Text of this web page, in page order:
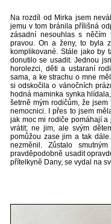
Na rozdíl od Mirka jsem
jemu v tom bránila přílišná
zásadní nesouhlas s
pravou. On a ženy, to byla
komplikované. Stále jako by
donutilo se usadit. Jednou
horolezci, děti a ustaraní
sama, a ke strachu o mne
si odskočila o vánočních
hodná maminka synka
šetrně mým rodičům, že
nemocnici. I přes to jsem
jak moc mi rodiče pomáhají a
vrátit; ne jim, ale svým
pomůžou zase jim a tak
nezměnil. Zůstalo
pravděpodobně usadit
přítelkyně Dany, se vydal na